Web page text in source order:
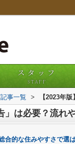
スタッフ
STAFF
事一覧 > 【2023年
」は必要？流れ
合的な住みやすさで選